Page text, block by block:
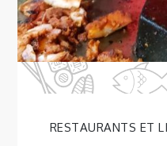
RESTAURANTS ET